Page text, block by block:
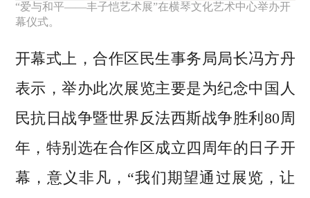
“爱与和平——丰子恺艺术展”在横琴文化艺术中心举办开
幕仪式。
开幕式上，合作区民生事务局局长冯方丹
表示，举办此次展览主要是为纪念中国人
民抗日战争暨世界反法西斯战争胜利80周
年，特别选在合作区成立四周年的日子开
幕，意义非凡，“我们期望通过展览，让